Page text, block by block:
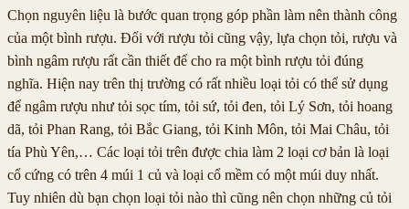
Chọn nguyên liệu là bước quan trọng góp phần làm nên thành công
của một bình rượu. Đối với rượu tỏi cũng vậy, lựa chọn tỏi, rượu và
bình ngâm rượu rất cần thiết để cho ra một bình rượu tỏi đúng
nghĩa. Hiện nay trên thị trường có rất nhiều loại tỏi có thể sử dụng
để ngâm rượu như tỏi sọc tím, tỏi sứ, tỏi đen, tỏi Lý Sơn, tỏi hoang
dã, tỏi Phan Rang, tỏi Bắc Giang, tỏi Kinh Môn, tỏi Mai Châu, tỏi
tía Phù Yên,… Các loại tỏi trên được chia làm 2 loại cơ bản là loại
cổ cứng có trên 4 múi 1 củ và loại cổ mềm có một múi duy nhất.
Tuy nhiên dù bạn chọn loại tỏi nào thì cũng nên chọn những củ tỏi